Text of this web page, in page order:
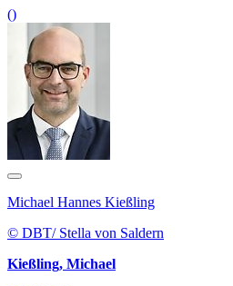
()
Michael Hannes Kießling
© DBT/ Stella von Saldern
Kießling, Michael